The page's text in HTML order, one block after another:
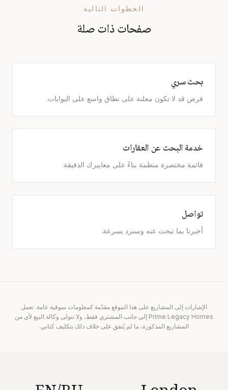
الخطوات التالية
صفحات ذات صلة
بحث سري
فرص قد لا تكون معلنة على نطاق واسع على البوابات.
خدمة البحث عن العقارات
قائمة مختصرة منظمة بناءً على معاييرك الدقيقة.
تواصل
أخبرنا بما تبحث عنه وسنرد بسرعة.
الإشارات إلى المشاريع على هذا الموقع مقدّمة كمعلومات سوقية عامة. تعمل
Prime Legacy Homes إلى جانب المشتري فقط، ولا تتولى وكالة البيع لأي من
المشاريع المذكورة، ما لم يُتفق على خلاف ذلك بتكليف كتابي.